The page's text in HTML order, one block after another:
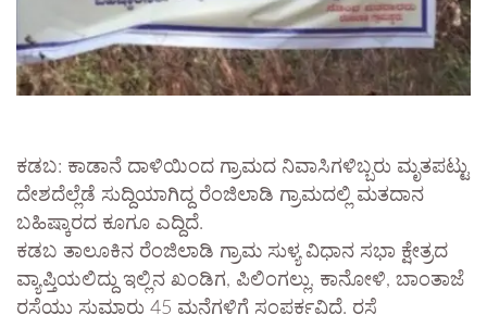
ಕಡಬ: ಕಾಡಾನೆ ದಾಳಿಯಿಂದ ಗ್ರಾಮದ ನಿವಾಸಿಗಳಿಬ್ಬರು ಮೃತಪಟ್ಟು
ದೇಶದೆಲ್ಲೆಡೆ ಸುದ್ದಿಯಾಗಿದ್ದ ರೆಂಜಿಲಾಡಿ ಗ್ರಾಮದಲ್ಲಿ ಮತದಾನ
ಬಹಿಷ್ಕಾರದ ಕೂಗೂ ಎದ್ದಿದೆ.
ಕಡಬ ತಾಲೂಕಿನ ರೆಂಜಿಲಾಡಿ ಗ್ರಾಮ ಸುಳ್ಯ ವಿಧಾನ ಸಭಾ ಕ್ಷೇತ್ರದ
ವ್ಯಾಪ್ತಿಯಲಿದ್ದು ಇಲ್ಲಿನ ಖಂಡಿಗ, ಪಿಲಿಂಗಲ್ಲು, ಕಾನೋಳಿ, ಬಾಂತಾಜೆ
ರಸ್ತೆಯು ಸುಮಾರು 45 ಮನೆಗಳಿಗೆ ಸಂಪರ್ಕವಿದೆ. ರಸ್ತೆ